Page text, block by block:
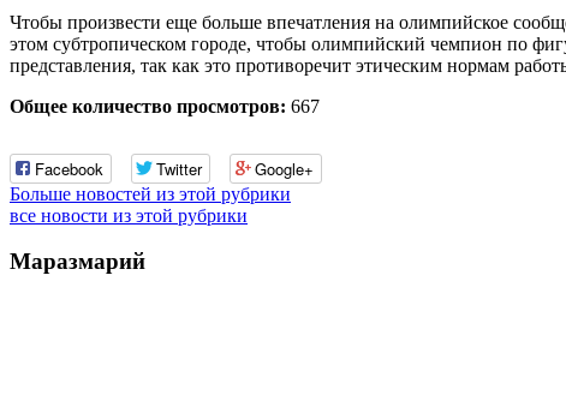
Чтобы произвести еще больше впечатления на олимпийское
этом субтропическом городе, чтобы олимпийский чемпион по
представления, так как это противоречит этическим нормам
Общее количество просмотров: 667
Facebook Twitter Google+
Больше новостей из этой рубрики
все новости из этой рубрики
Маразмарий